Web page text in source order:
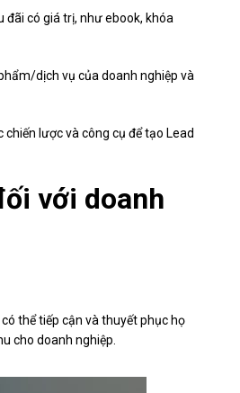
đãi có giá trị, như ebook, khóa
dịch vụ của doanh nghiệp và
lược và công cụ để tạo Lead
với doanh
thể tiếp cận và thuyết phục họ
cho doanh nghiệp.